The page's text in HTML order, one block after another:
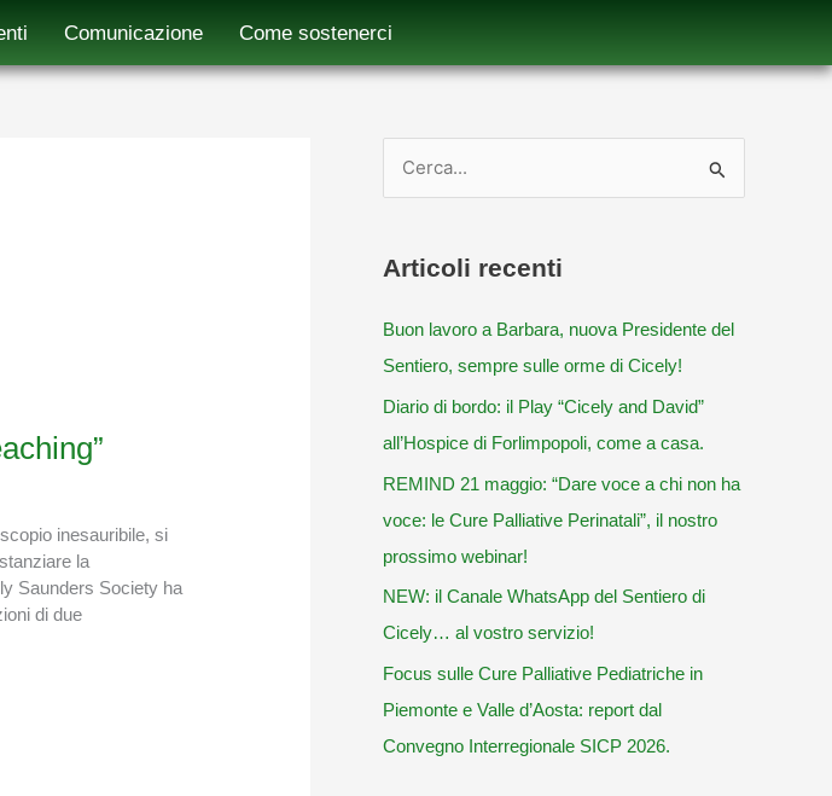
Comunicazione Come sostenerci
inesauribile, si
la
Saunders Society ha
di due
c
a
:
Articoli recenti
Buon lavoro a Barbara, nuova Presidente del
Sentiero, sempre sulle orme di Cicely!
Diario di bordo: il Play “Cicely and David”
all’Hospice di Forlimpopoli, come a casa.
REMIND 21 maggio: “Dare voce a chi non ha
voce: le Cure Palliative Perinatali”, il nostro
prossimo webinar!
NEW: il Canale WhatsApp del Sentiero di
Cicely… al vostro servizio!
Focus sulle Cure Palliative Pediatriche in
Piemonte e Valle d’Aosta: report dal
Convegno Interregionale SICP 2026.